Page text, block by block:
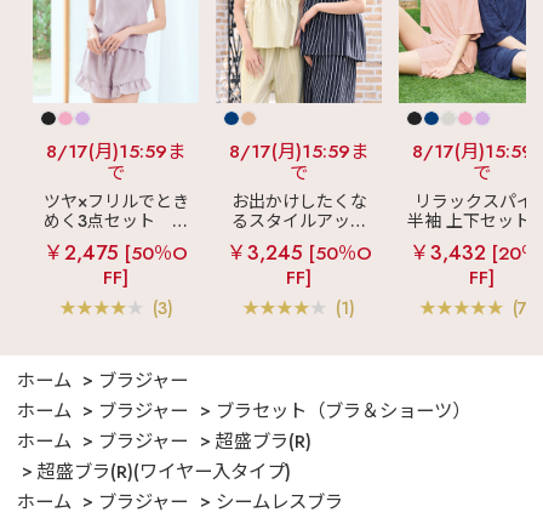
8/17(月)15:59ま
で
ツヤ×フリルでとき
めく3点セット
シ
ルキー ショートパ
ンツ 3点セット
￥2,475 [50％O
FF]
(3)
8/17(月)15:59ま
で
お出かけしたくな
るスタイルアップ
見え
ストライプ
フリル ロングパン
ツ 綿混 上下セット
￥3,245 [50％O
FF]
(1)
8/17(月)15:59
で
リラックスパイ
半袖 上下セット
女兼用サイズ)
￥3,432 [20
FF]
ホーム
ブラジャー
ホーム
ブラジャー
ブラセット（ブラ＆ショーツ）
ホーム
ブラジャー
超盛ブラ(R)
超盛ブラ(R)(ワイヤー入タイプ)
ホーム
ブラジャー
シームレスブラ